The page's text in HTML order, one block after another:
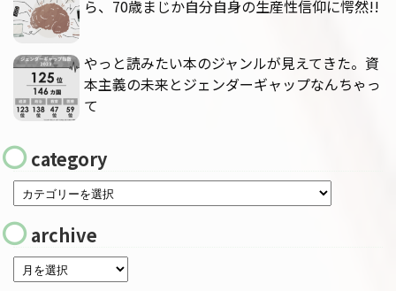
ら、70歳まじか自分自身の生産性信仰に愕然!!
やっと読みたい本のジャンルが見えてきた。資
本主義の未来とジェンダーギャップなんちゃっ
て
category
archive